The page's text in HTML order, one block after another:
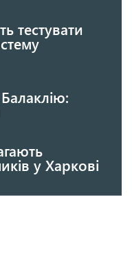
тестувати
Балаклію:
у Харкові